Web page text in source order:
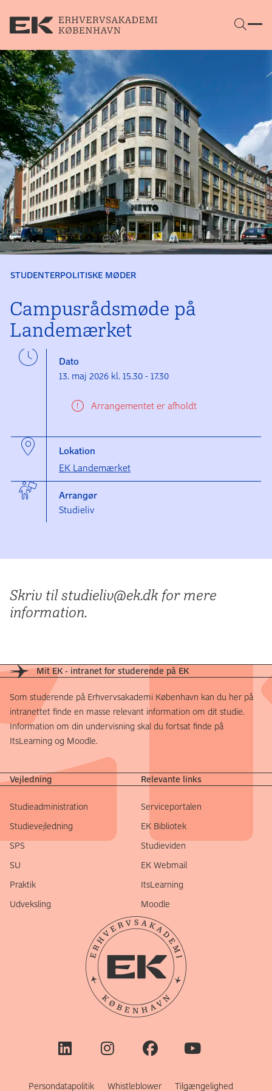
STUDENTERPOLITISKE MØDER
Campusrådsmøde på
Landemærket
Dato
13. maj 2026 kl. 15.30 - 17.30
Arrangementet er afholdt
Lokation
EK Landemærket
Arrangør
Studieliv
Skriv til studieliv@ek.dk for mere
information.
Mit EK - intranet for studerende på EK
Som studerende på Erhvervsakademi København kan du her på
intranettet finde en masse relevant information om dit studie.
Information om din undervisning skal du fortsat finde på
ItsLearning og Moodle.
Vejledning
Studieadministration
Studievejledning
SPS
SU
Praktik
Udveksling
Relevante links
Serviceportalen
EK Bibliotek
Studieviden
EK Webmail
ItsLearning
Moodle
Persondatapolitik Whistleblower Tilgængelighed